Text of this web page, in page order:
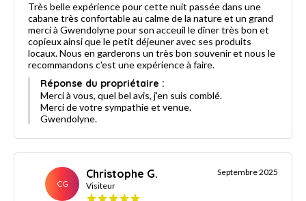
Très belle expérience pour cette nuit passée dans une
cabane très confortable au calme de la nature et un grand
merci à Gwendolyne pour son acceuil le dîner très bon et
copieux ainsi que le petit déjeuner avec ses produits
locaux. Nous en garderons un très bon souvenir et nous le
recommandons c'est une expérience à faire.
Réponse du propriétaire :
Merci à vous, quel bel avis, j'en suis comblé.
Merci de votre sympathie et venue.
Gwendolyne.
CG
Christophe G.
Visiteur
Septembre 2025